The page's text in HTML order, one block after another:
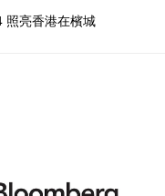
照亮香港在檳城